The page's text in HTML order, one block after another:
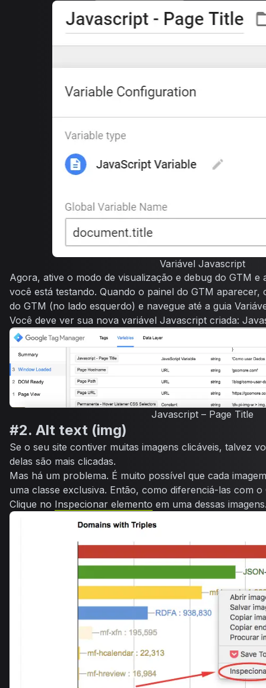
Variável Javascript
Agora, ative o modo de visualização e debug do GTM e
você está testando. Quando o painel do GTM aparecer,
do GTM (no lado esquerdo) e navegue até a guia
Você deve ver sua nova variável Javascript criada:
Javascript – Page Title
#2. Alt text (img)
Se o seu site contiver muitas imagens clicáveis, talvez
delas são mais clicadas.
Mas há um problema. É muito possível que cada
uma classe exclusiva. Então, como diferenciá-las com o
Clique no Inspecionar elemento em uma dessas